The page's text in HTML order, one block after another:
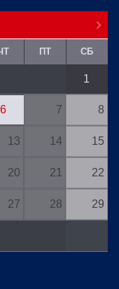
ПТ СБ
1
6 7 8
13 14 15
20 21 22
27 28 29